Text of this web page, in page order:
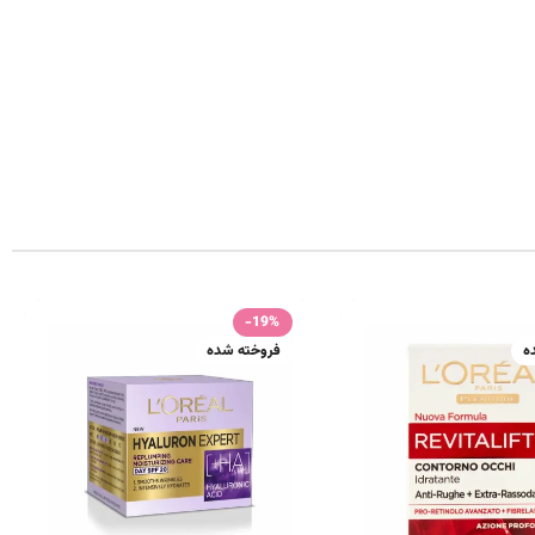
-19%
فروخته شده